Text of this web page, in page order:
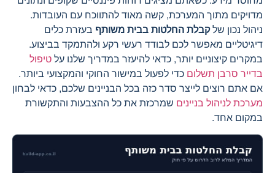
מדויקים מתוך המערכת, קשה מאוד להתווכח עם העובדות.
ניהול נכון שלקבלת החלטות בבית משותף בעזרת כלים
דיגיטליים מאפשר לכם לבודד רעשי רקע ולהתמקד בביצוע.
במקרים קיצוניים יותר, כדאי להיעזר במדריך שלנו על טיפול
בדייר סרבן תשלום כדי לפעול במישור החוקי והמקצועי ביותר.
אם אתם רוצים לייצר סדר כזה בכל הבניינים שלכם, כדאי לבחון
מערכת לניהול בניינים שמרכזת את כל ההצבעות והתקשורת
במקום אחד.